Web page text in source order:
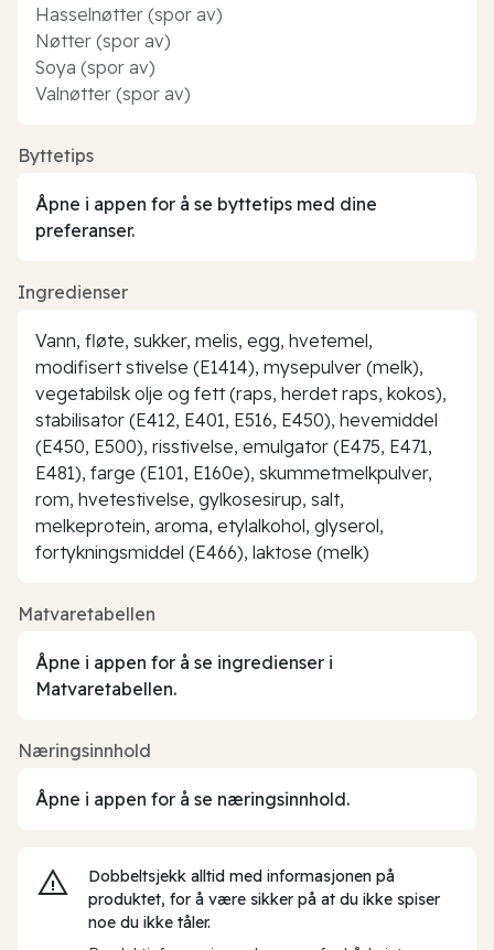
Hasselnøtter (spor av)
Nøtter (spor av)
Soya (spor av)
Valnøtter (spor av)
Byttetips
Åpne i appen for å se byttetips med dine
preferanser.
Ingredienser
Vann, fløte, sukker, melis, egg, hvetemel,
modifisert stivelse (E1414), mysepulver (melk),
vegetabilsk olje og fett (raps, herdet raps, kokos),
stabilisator (E412, E401, E516, E450), hevemiddel
(E450, E500), risstivelse, emulgator (E475, E471,
E481), farge (E101, E160e), skummetmelkpulver,
rom, hvetestivelse, gylkosesirup, salt,
melkeprotein, aroma, etylalkohol, glyserol,
fortykningsmiddel (E466), laktose (melk)
Matvaretabellen
Åpne i appen for å se ingredienser i
Matvaretabellen.
Næringsinnhold
Åpne i appen for å se næringsinnhold.
Dobbeltsjekk alltid med informasjonen på
produktet, for å være sikker på at du ikke spiser
noe du ikke tåler.